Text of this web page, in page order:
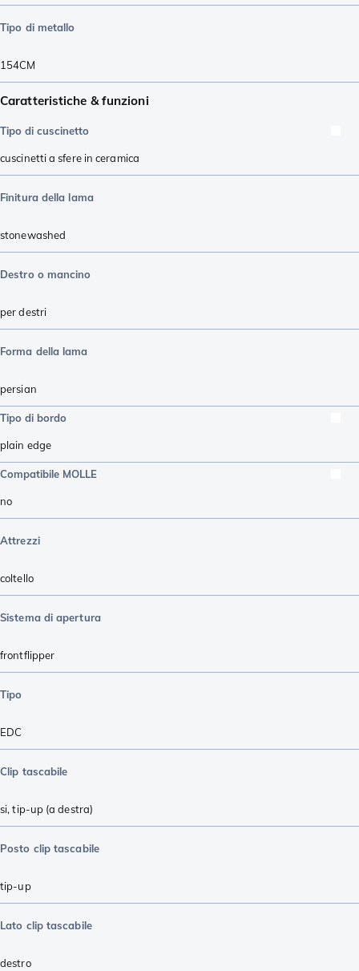
Tipo di metallo
154CM
Caratteristiche & funzioni
Tipo di cuscinetto
cuscinetti a sfere in ceramica
Finitura della lama
stonewashed
Destro o mancino
per destri
Forma della lama
persian
Tipo di bordo
plain edge
Compatibile MOLLE
no
Attrezzi
coltello
Sistema di apertura
frontflipper
Tipo
EDC
Clip tascabile
si, tip-up (a destra)
Posto clip tascabile
tip-up
Lato clip tascabile
destro